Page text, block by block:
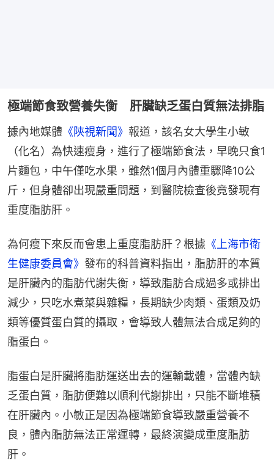
極端節食致營養失衡 肝臟缺乏蛋白質無法排脂
據內地媒體 《陝視新聞》 報道，該名女大學生小敏
（化名）為快速瘦身，進行了極端節食法，早晚只食1
片麵包，中午僅吃水果，雖然1個月內體重驟降10公
斤，但身體卻出現嚴重問題，到醫院檢查後竟發現有
重度脂肪肝。
為何瘦下來反而會患上重度脂肪肝？根據 《上海市衛
生健康委員會》 發布的科普資料指出，脂肪肝的本質
是肝臟內的脂肪代謝失衡，導致脂肪合成過多或排出
減少，只吃水煮菜與雜糧，長期缺少肉類、蛋類及奶
類等優質蛋白質的攝取，會導致人體無法合成足夠的
脂蛋白。
脂蛋白是肝臟將脂肪運送出去的運輸載體，當體內缺
乏蛋白質，脂肪便難以順利代謝排出，只能不斷堆積
在肝臟內。小敏正是因為極端節食導致嚴重營養不
良，體內脂肪無法正常運轉，最終演變成重度脂肪
肝。